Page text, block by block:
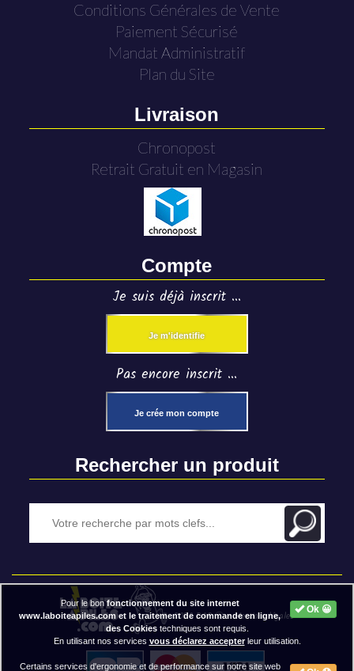
Conditions Générales de Vente
Paiement Sécurisé
Mandat Administratif
Plan du Site
Livraison
Chronopost
Retrait Gratuit en Magasin
Compte
Je suis déjà inscrit ...
Je m'identifie
Pas encore inscrit ...
Je crée mon compte
Rechercher un produit
2020 BAP ⓒ - Mentions légales
Ok 😀
Pour le bonfonctionnement du site internet
www.laboiteapiles.com et le traitement de commande en ligne,
des Cookiestechniques sont requis.
En utilisant nos services vous déclarez accepterleur utilisation.
Certains services d'ergonomie et de performance sur notre site web